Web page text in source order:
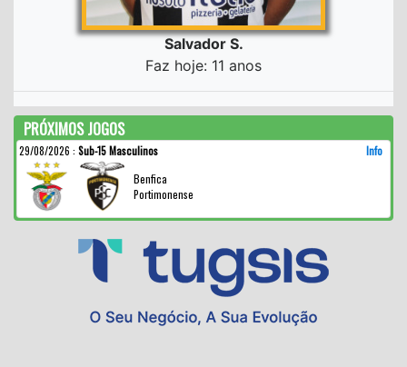
Salvador S.
Faz hoje: 11 anos
PRÓXIMOS JOGOS
29/08/2026 : Sub-15 Masculinos
Info
Benfica
Portimonense